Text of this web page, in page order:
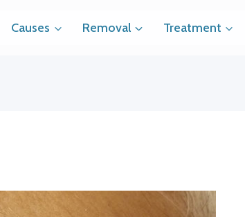
Causes Removal Treatment